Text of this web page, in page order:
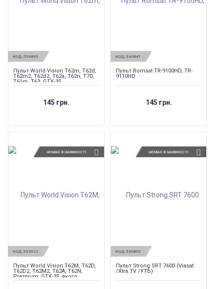
КОД: 556895
Пульт World Vision T62m, T62d,
T62m2, T62d2, T62a, T62n, T70,
T61m, T63, GTX-35
145 грн.
КОД: 560847
Пульт Romsat TR-9100HD, TR-
9110HD
145 грн.
НЕМАЄ В НАЯВНОСТІ
КОД: 556922
Пульт World Vision T62M, T62D,
T62D2, T62M2, T62A, T62N,
Premium, GTX-35, якого
навчають
НЕМАЄ В НАЯВНОСТІ
КОД: 560855
Пульт Strong SRT 7600 (Viasat
/Xtra TV /УТБ)